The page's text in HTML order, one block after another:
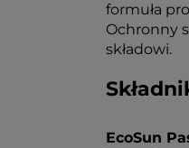
formuła
Ochronny
składowi.
EcoSun